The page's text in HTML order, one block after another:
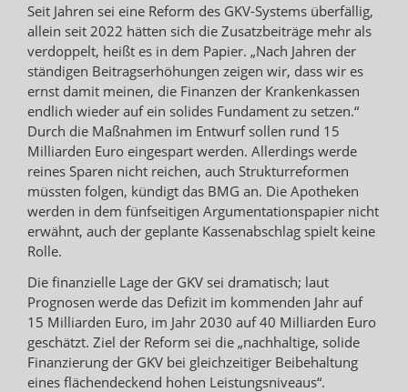
Seit Jahren sei eine Reform des GKV-Systems überfällig,
allein seit 2022 hätten sich die Zusatzbeiträge mehr als
verdoppelt, heißt es in dem Papier. „Nach Jahren der
ständigen Beitragserhöhungen zeigen wir, dass wir es
ernst damit meinen, die Finanzen der Krankenkassen
endlich wieder auf ein solides Fundament zu setzen.“
Durch die Maßnahmen im Entwurf sollen rund 15
Milliarden Euro eingespart werden. Allerdings werde
reines Sparen nicht reichen, auch Strukturreformen
müssten folgen, kündigt das BMG an. Die Apotheken
werden in dem fünfseitigen Argumentationspapier nicht
erwähnt, auch der geplante Kassenabschlag spielt keine
Rolle.
Die finanzielle Lage der GKV sei dramatisch; laut
Prognosen werde das Defizit im kommenden Jahr auf
15 Milliarden Euro, im Jahr 2030 auf 40 Milliarden Euro
geschätzt. Ziel der Reform sei die „nachhaltige, solide
Finanzierung der GKV bei gleichzeitiger Beibehaltung
eines flächendeckend hohen Leistungsniveaus“.